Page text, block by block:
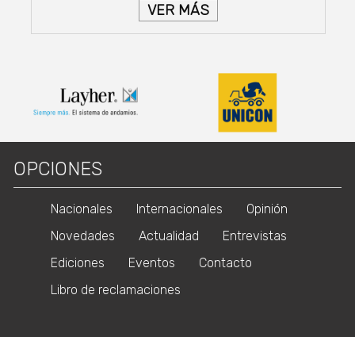
VER MÁS
OPCIONES
Nacionales Internacionales
Opinión
Novedades
Actualidad
Entrevistas
Ediciones
Eventos
Contacto
Libro de reclamaciones